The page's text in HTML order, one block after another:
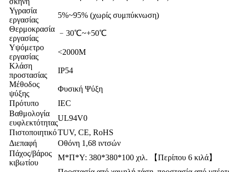
Υγρασία
εργασίας
5%~95% (χωρίς συμπύκνωση)
Θερμοκρασία
εργασίας
﹣30℃~+50℃
Υψόμετρο
εργασίας
<2000M
Κλάση
προστασίας
IP54
Μέθοδος
ψύξης
Φυσική Ψύξη
Πρότυπο
IEC
Βαθμολογία
ευφλεκτότητας
UL94V0
ΠιστοποιητικόTUV, CE, RoHS
Διεπαφή
Οθόνη 1,68 ιντσών
Πάχος/βάρος
κιβωτίου
Μ*Π*Υ: 380*380*100 χιλ. 【Περίπου 6 κιλά】